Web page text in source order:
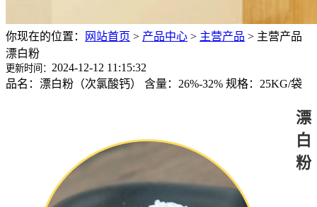
你现在的位置： 网站首页 > 产品中心 > 主营产品 > 主营产品
漂白粉
更新时间： 2024-12-12 11:15:32
品名：漂白粉（次氯酸钙） 含量：26%-32% 规格：25KG/袋
漂
白
粉